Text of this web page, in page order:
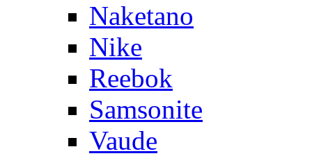
Naketano
Nike
Reebok
Samsonite
Vaude